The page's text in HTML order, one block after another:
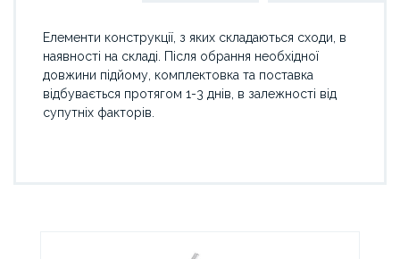
Елементи конструкції, з яких складаються сходи, в
наявності на складі. Після обрання необхідної
довжини підйому, комплектовка та поставка
відбувається протягом 1-3 днів, в залежності від
супутніх факторів.